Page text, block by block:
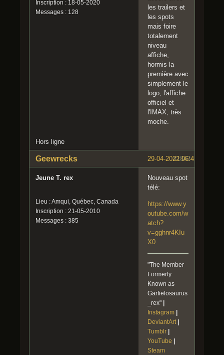
Inscription : 18-05-2020
Messages : 128
les trailers et
les spots
mais foire
totalement
niveau
affiche,
hormis la
première avec
simplement le
logo, l'affiche
officiel et
l'IMAX, très
moche.
Hors ligne
#1843
29-04-2022 06:41:25
Geewrecks
Jeune T. rex
Lieu : Amqui, Québec, Canada
Inscription : 21-05-2010
Messages : 385
Nouveau spot
télé:
https://www.y
outube.com/w
atch?
v=gghnr4KIu
X0
"The Member
Formerly
Known as
Garfielosaurus
_rex" |
Instagram |
DeviantArt |
Tumblr |
YouTube |
Steam